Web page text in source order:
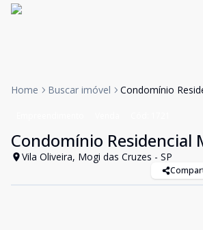
Home Buscar imóvel Condomínio
Condomínio Residencial
Vila Oliveira, Mogi das Cruzes - SP